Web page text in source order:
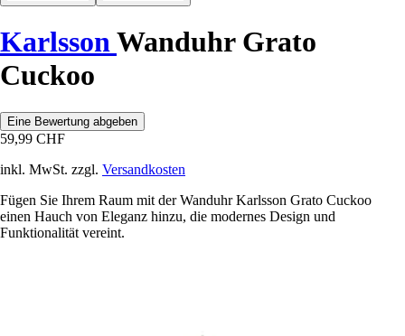
KarlssonWanduhr Grato
Cuckoo
Eine Bewertung abgeben
59,99 CHF
inkl. MwSt. zzgl. Versandkosten
Fügen Sie Ihrem Raum mit der Wanduhr Karlsson Grato Cuckoo
einen Hauch von Eleganz hinzu, die modernes Design und
Funktionalität vereint.